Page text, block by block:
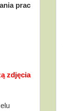
prac
zdjęcia